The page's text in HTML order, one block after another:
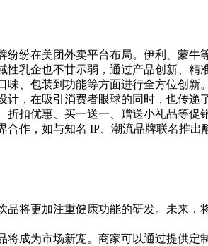
纷纷在美团外卖平台布局。伊利、蒙
乳企也不甘示弱，通过产品创新、精
味、包装到功能等方面进行全方位创
，在吸引消费者眼球的同时，也传递
折扣优惠、买一送一、赠送小礼品等
作，如与知名 IP、潮流品牌联名推
品将更加注重健康功能的研发。未来
将成为市场新宠。商家可以通过提供